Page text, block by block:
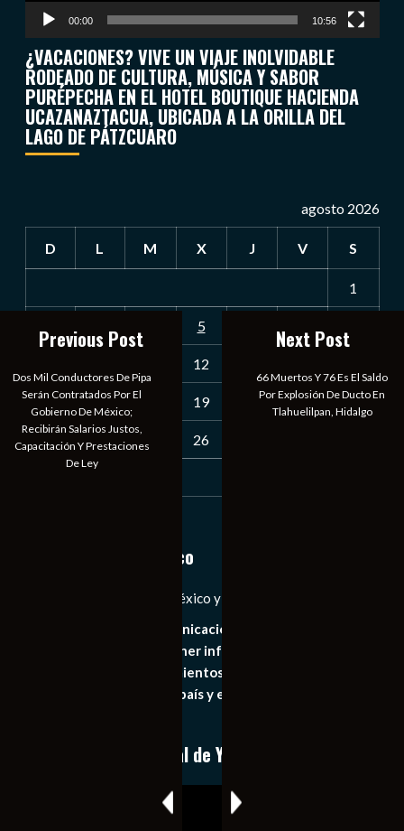
00:00 10:56
¿VACACIONES? VIVE UN VIAJE INOLVIDABLE
RODEADO DE CULTURA, MÚSICA Y SABOR
PURÉPECHA EN EL HOTEL BOUTIQUE HACIENDA
UCAZANAZTACUA, UBICADA A LA ORILLA DEL
LAGO DE PÁTZCUARO
agosto 2026
D L M X J V S
1
5
12
16 17 19 20 21 22
23 24 26
Notiexpress de México
Las Noticias Diarias de México y el Mundo a Tu Alcance
Somos un medio de comunicación digital que tiene como
principal objetivo mantener informado al publico en
general de los acontecimientos mas recientes e
importantes de nuestro país y el mundo de forma eficaz,
Conoce nuestro canal de YouTube
Previous Post
Dos Mil Conductores De Pipa
Serán Contratados Por El
Gobierno De México;
Recibirán Salarios Justos,
Capacitación Y Prestaciones
De Ley
Next Post
66 Muertos Y 76 Es El Saldo
Por Explosión De Ducto En
Tlahuelilpan, Hidalgo